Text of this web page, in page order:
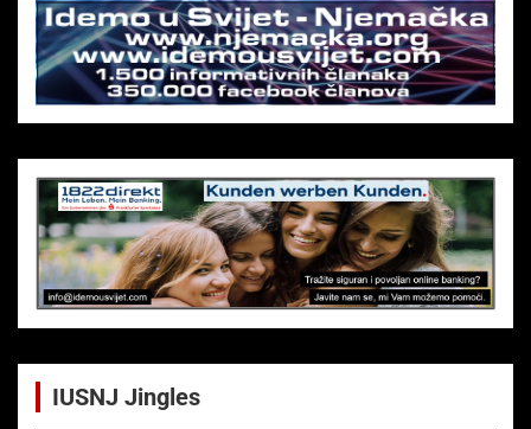
h
IUSNJ Jingles